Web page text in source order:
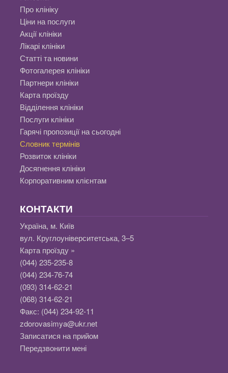
Про клініку
Ціни на послуги
Акції клініки
Лікарі клініки
Статті та новини
Фотогалерея клініки
Партнери клініки
Карта проїзду
Відділення клініки
Послуги клініки
Гарячі пропозиції на сьогодні
Словник термінів
Розвиток клініки
Досягнення клініки
Корпоративним клієнтам
КОНТАКТИ
Україна, м. Київ
вул. Круглоуніверситетська, 3–5
Карта проїзду »
(044) 235-235-8
(044) 234-76-74
(093) 314-62-21
(068) 314-62-21
Факс: (044) 234-92-11
zdorovasimya@ukr.net
Записатися на прийом
Передзвонити мені